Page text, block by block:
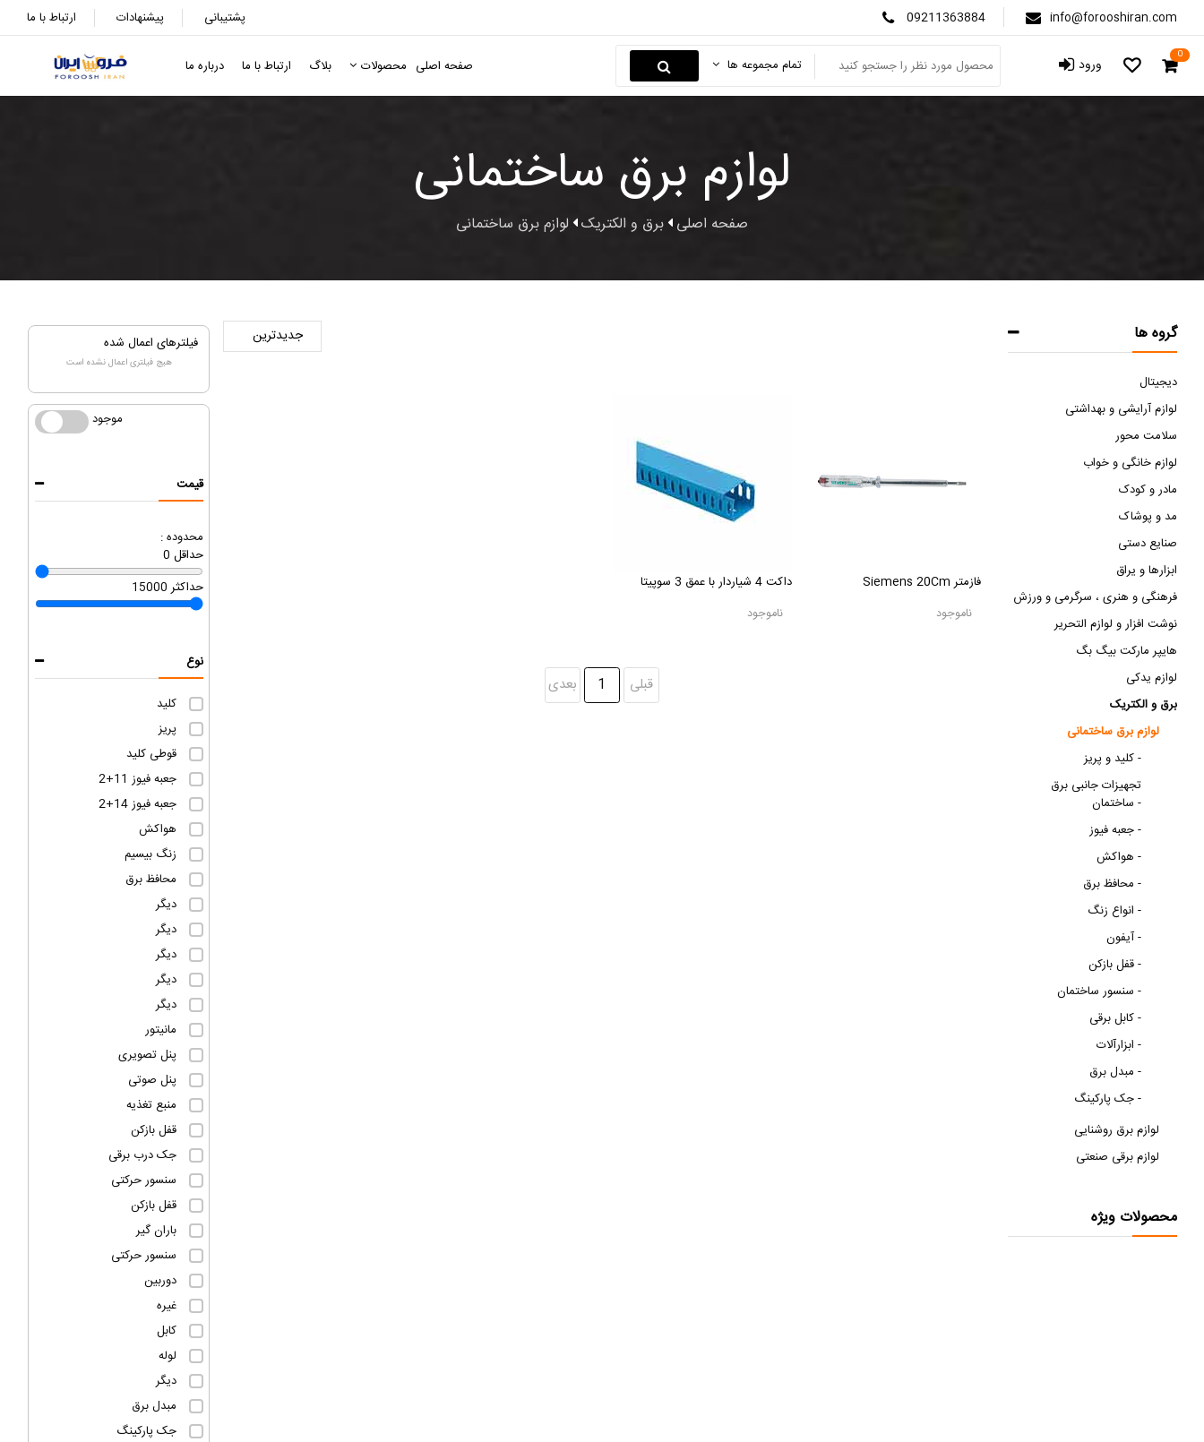
ارتباط با ما پیشنهادات پشتیبانی 09211363884 info@forooshiran.com
صفحه اصلی محصولات بلاگ ارتباط با ما درباره ما تمام مجموعه ها ورود 0
لوازم برق ساختمانی
صفحه اصلی برق و الکتریک لوازم برق ساختمانی
فیلترهای اعمال شده
هیچ فیلتری اعمال نشده است
موجود موجود
قیمت
محدوده :
0 حداقل
15000 حداکثر
نوع
کلید
پریز
قوطی کلید
جعبه فیوز 11+2
جعبه فیوز 14+2
هواکش
زنگ بیسیم
محافظ برق
دیگر
دیگر
دیگر
دیگر
دیگر
مانیتور
پنل تصویری
پنل صوتی
منبع تغذیه
قفل بازکن
جک درب برقی
سنسور حرکتی
قفل بازکن
باران گیر
سنسور حرکتی
دوربین
غیره
کابل
لوله
دیگر
مبدل برق
جک پارکینگ
فازمتر Siemens 20Cm
ناموجود
داکت 4 شیاردار با عمق 3 سوپیتا
ناموجود
قبلی 1 بعدی
گروه ها
دیجیتال
لوازم آرایشی و بهداشتی
سلامت محور
لوازم خانگی و خواب
مادر و کودک
مد و پوشاک
صنایع دستی
ابزارها و یراق
فرهنگی و هنری ، سرگرمی و ورزش
نوشت افزار و لوازم التحریر
هایپر مارکت بیگ بگ
لوازم یدکی
برق و الکتریک
لوازم برق ساختمانی
کلید و پریز -
تجهیزات جانبی برق
ساختمان -
جعبه فیوز -
هواکش -
محافظ برق -
انواع زنگ -
آیفون -
قفل بازکن -
سنسور ساختمان -
کابل برقی -
ابزارآلات -
مبدل برق -
جک پارکینگ -
لوازم برق روشنایی
لوازم برقی صنعتی
محصولات ویژه